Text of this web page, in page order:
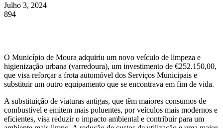
Julho 3, 2024
894
O Município de Moura adquiriu um novo veículo de limpeza e
higienização urbana (varredoura), um investimento de €252.150,00,
que visa reforçar a frota automóvel dos Serviços Municipais e
substituir um outro equipamento que se encontrava em fim de vida.
A substituição de viaturas antigas, que têm maiores consumos de
combustível e emitem mais poluentes, por veículos mais modernos e
eficientes, visa reduzir o impacto ambiental e contribuir para um